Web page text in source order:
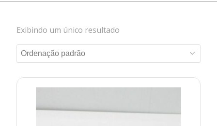
Exibindo um único resultado